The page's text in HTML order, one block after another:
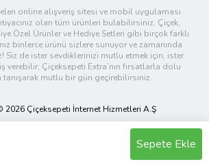
Sepete Ekle
online alışveriş sitesi ve mobil uygulaması
olan tüm ürünleri bulabilirsiniz. Çiçek,
Özel Ürünler ve Hediye Setleri gibi birçok farklı
binlerce ürünü sizlere sunuyor ve zamanında
Siz de ister sevdiklerinizi mutlu etmek için, ister
verebilir; Çiçeksepeti Extra’nın fırsatlarla dolu
tanışarak mutlu bir gün geçirebilirsiniz.
Çiçeksepeti İnternet Hizmetleri A.Ş